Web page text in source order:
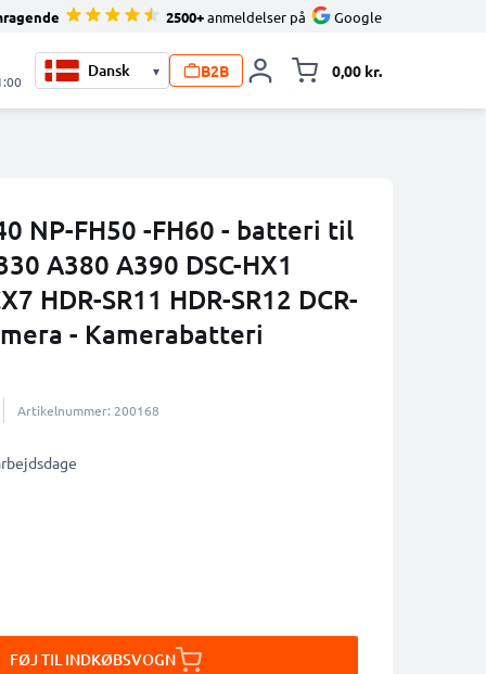
2500+anmeldelser på Google
▾ B2B 0,00 kr.
NP-FH50 -FH60 - batteri til
A380 A390 DSC-HX1
HDR-SR11 HDR-SR12 DCR-
- Kamerabatteri
Artikelnummer: 200168
FØJ TIL INDKØBSVOGN